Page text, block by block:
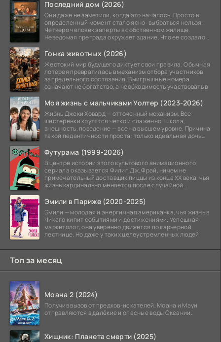
Последний дом (2026)
Они даже не заметили, когда это началось. Просто в
определенный момент стало ясно: выбраться нельзя.
Четверо человек заперты в собственном жилище.
Неведомая преграда окружает здание. Что ее создало
Гонка животных (2026)
Жестокий мир будущего диктует свои правила. Обычная
лотерея превратилась в механизм отбора участников
запредельного состязания. Выигрышные номера
означают не богатство, а необходимость участвовать в
Моя жизнь с мальчиками Уолтер (2023-2026)
Жизнь Джеки Ховард — отточенный механизм. Все
шестеренки крутятся четко и слаженно. Школа,
внешность, поведение — все на высшем уровне. Причина
такой педантичности проста: только идеальная дочь
Футурама (1999-2026)
В центре истории этого культового анимационного
сериала оказывается Филип Дж. Фрай, ничем не
примечательный доставщик пиццы из конца XX века, чья
жизнь кардинально меняется после случайной
Эмили в Париже (2020-2025)
Эмили — молодая и энергичная американка, чья жизнь в
Чикаго кипит событиями и достижениями. Успешная
маркетолог, она уверенно движется по карьерной
лестнице. Но даже у таких целеустремленных людей
Топ за месяц
Моана 2 (2024)
Получив вызов от предков-искателей, Моана и Мауи
отправляются в далёкие и опасные воды Океании.
Хищник: Планета смерти (2025)